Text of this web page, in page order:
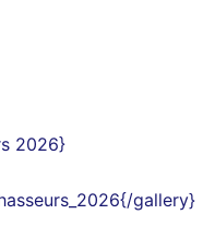
2026}
gallery}